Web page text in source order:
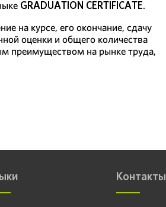
GRADUATION CERTIFICATE.
на курсе, его окончание, сдачу
оценки и общего количества
преимуществом на рынке труда,
Контакты